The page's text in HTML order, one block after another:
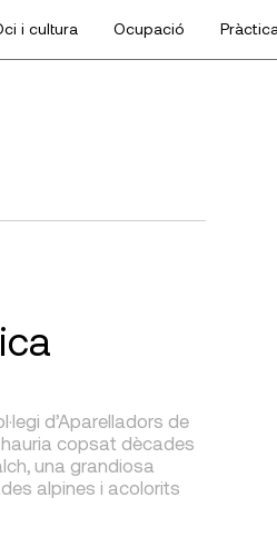
i cultura Ocupació
d’Aparelladors de
hauria copsat dècades
una grandiosa
alpines i acolorits